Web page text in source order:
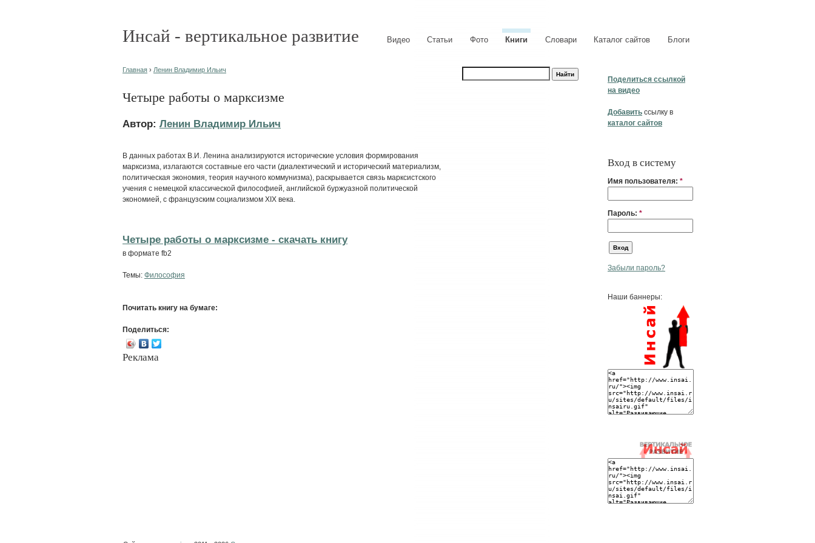
Инсай - вертикальное развитие Видео Статьи Фото Книги Словари Каталог сайтов Блоги
Поделиться ссылкой
на видео
Добавить ссылку в
каталог сайтов
Вход в систему
Имя пользователя: *
Пароль: *
Забыли пароль?
Наши баннеры:
Главная › Ленин Владимир Ильич
Четыре работы о марксизме
Автор: Ленин Владимир Ильич
В данных работах В.И. Ленина анализируются исторические условия формирования
марксизма, излагаются составные его части (диалектический и исторический материализм,
политическая экономия, теория научного коммунизма), раскрывается связь марксистского
учения с немецкой классической философией, английской буржуазной политической
экономией, с французским социализмом XIX века.
Четыре работы о марксизме - cкачать книгу
в формате fb2
Темы: Философия
Почитать книгу на бумаге:
Поделиться:
Реклама